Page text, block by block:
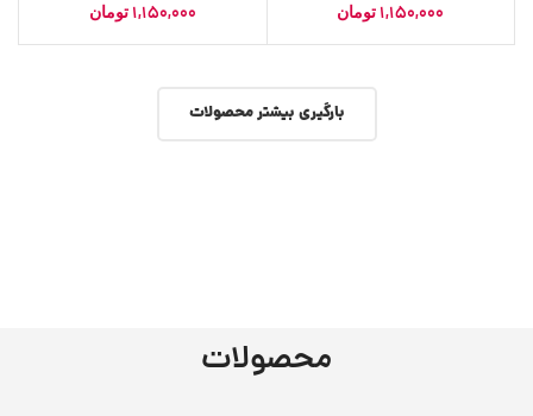
1,150,000 تومان 1,150,000 تومان
بارگیری بیشتر محصولات
محصولات